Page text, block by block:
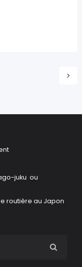
juku ou
routière au Japon